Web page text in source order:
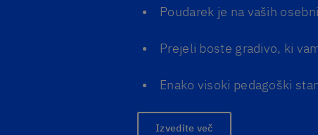
Poudarek je na vaših
Prejeli boste gradivo, ki
Enako visoki pedagoški
Izvedite več